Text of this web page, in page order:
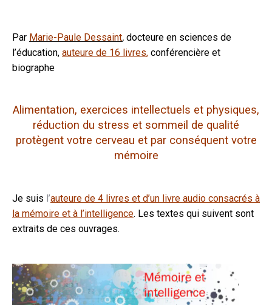
Par Marie-Paule Dessaint, docteure en sciences de
l’éducation, auteure de 16 livres, conférencière et
biographe
Alimentation, exercices intellectuels et physiques,
réduction du stress et sommeil de qualité
protègent votre cerveau et par conséquent votre
mémoire
Je suis l’auteure de 4 livres et d’un livre audio consacrés à
la mémoire et à l’intelligence. Les textes qui suivent sont
extraits de ces ouvrages.